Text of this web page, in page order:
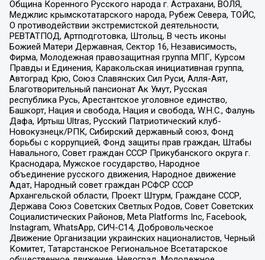
Община Коренного Русского народа г. Астрахани, ВОЛЯ,
Меджлис крымскотатарского народа, Рубеж Севера, ТОЙС,
О противодействии экстремистской деятельности,
РЕВТАТПОД, Артподготовка, Штольц, В честь иконы
Божией Матери Державная, Сектор 16, Независимость,
Фирма, Молодежная правозащитная группа МПГ, Курсом
Правды и Единения, Каракольская инициативная группа,
Автоград Крю, Союз Славянских Сил Руси, Алля-Аят,
Благотворительный пансионат Ак Умут, Русская
республика Русь, Арестантское уголовное единство,
Башкорт, Нация и свобода, Нация и свобода, W.H.С., Фалунь
Дафа, Иртыш Ultras, Русский Патриотический клуб-
Новокузнецк/РПК, Сибирский державный союз, Фонд
борьбы с коррупцией, Фонд защиты прав граждан, Штабы
Навального, Совет граждан СССР Прикубанского округа г.
Краснодара, Мужское государство, Народное
объединение русского движения, Народное движение
Адат, Народный совет граждан РСФСР СССР
Архангельской области, Проект Штурм, Граждане СССР,
Держава Союз Советских Светлых Родов, Совет Советских
Социалистических Районов, Meta Platforms Inc, Facebook,
Instagram, WhatsApp, СИЧ-С14, Добровольческое
Движение Организации украинских националистов, Черный
Комитет, Татарстанское Региональное Всетатарское